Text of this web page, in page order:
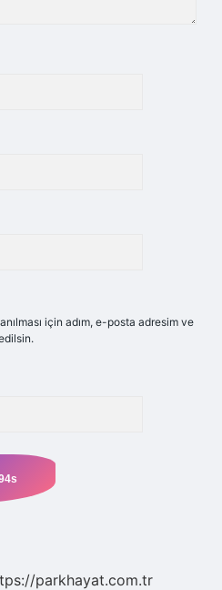
için adım, e-posta adresim ve
parkhayat.com.tr